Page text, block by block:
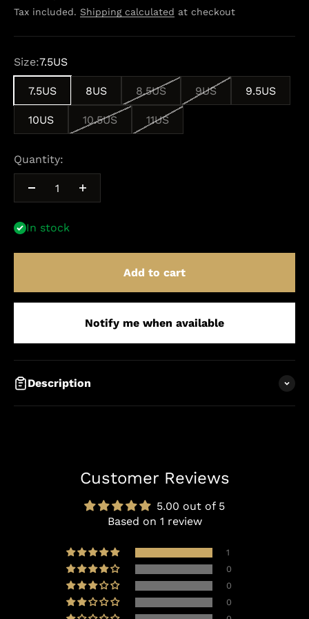
Tax included. Shipping calculated at checkout
Size:7.5US
7.5US 8US 8.5US 9US 9.5US
10US 10.5US 11US
Quantity:
In stock
Add to cart
Notify me when available
Description
Customer Reviews
5.00 out of 5
Based on 1 review
1
0
0
0